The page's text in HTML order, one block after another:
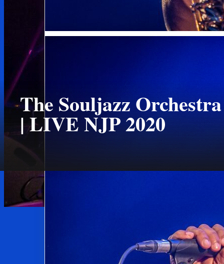
The Souljazz Orchestra
| LIVE NJP 2020